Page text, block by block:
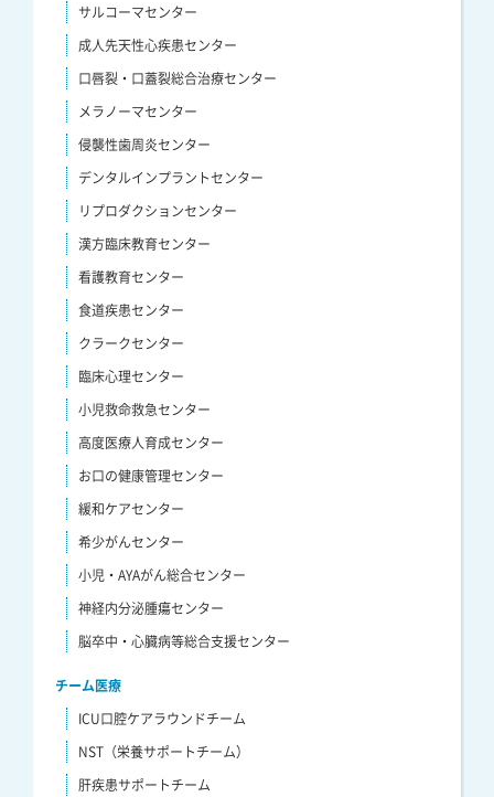
サルコーマセンター
成人先天性心疾患センター
口唇裂・口蓋裂総合治療センター
メラノーマセンター
侵襲性歯周炎センター
デンタルインプラントセンター
リプロダクションセンター
漢方臨床教育センター
看護教育センター
食道疾患センター
クラークセンター
臨床心理センター
小児救命救急センター
高度医療人育成センター
お口の健康管理センター
緩和ケアセンター
希少がんセンター
小児・AYAがん総合センター
神経内分泌腫瘍センター
脳卒中・心臓病等総合支援センター
チーム医療
ICU口腔ケアラウンドチーム
NST（栄養サポートチーム）
肝疾患サポートチーム